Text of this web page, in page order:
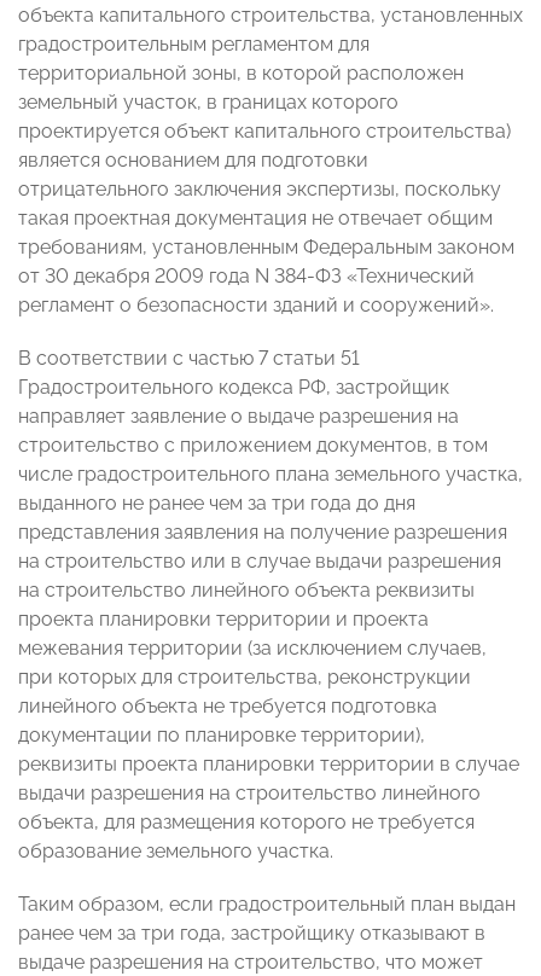
объекта капитального строительства, установленных
градостроительным регламентом для
территориальной зоны, в которой расположен
земельный участок, в границах которого
проектируется объект капитального строительства)
является основанием для подготовки
отрицательного заключения экспертизы, поскольку
такая проектная документация не отвечает общим
требованиям, установленным Федеральным законом
от 30 декабря 2009 года N 384-ФЗ «Технический
регламент о безопасности зданий и сооружений».
В соответствии с частью 7 статьи 51
Градостроительного кодекса РФ, застройщик
направляет заявление о выдаче разрешения на
строительство с приложением документов, в том
числе градостроительного плана земельного участка,
выданного не ранее чем за три года до дня
представления заявления на получение разрешения
на строительство или в случае выдачи разрешения
на строительство линейного объекта реквизиты
проекта планировки территории и проекта
межевания территории (за исключением случаев,
при которых для строительства, реконструкции
линейного объекта не требуется подготовка
документации по планировке территории),
реквизиты проекта планировки территории в случае
выдачи разрешения на строительство линейного
объекта, для размещения которого не требуется
образование земельного участка.
Таким образом, если градостроительный план выдан
ранее чем за три года, застройщику отказывают в
выдаче разрешения на строительство, что может